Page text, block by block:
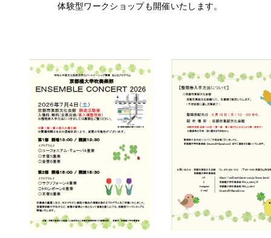
体験型ワークショップも開催いたします。